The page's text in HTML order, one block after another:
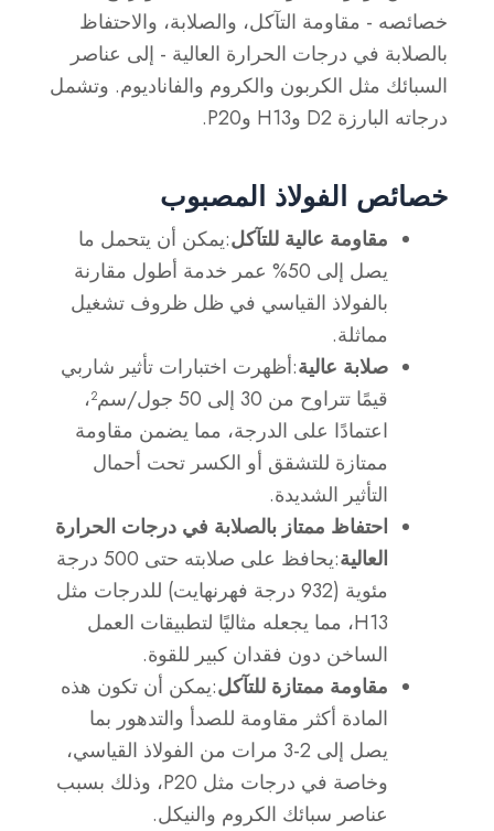
خصائصه - مقاومة التآكل، والصلابة، والاحتفاظ
بالصلابة في درجات الحرارة العالية - إلى عناصر
السبائك مثل الكربون والكروم والفاناديوم. وتشمل
درجاته البارزة D2 وH13 وP20.
خصائص الفولاذ المصبوب
مقاومة عالية للتآكل:يمكن أن يتحمل ما
يصل إلى 50% عمر خدمة أطول مقارنة
بالفولاذ القياسي في ظل ظروف تشغيل
مماثلة.
صلابة عالية:أظهرت اختبارات تأثير شاربي
قيمًا تتراوح من 30 إلى 50 جول/سم²،
اعتمادًا على الدرجة، مما يضمن مقاومة
ممتازة للتشقق أو الكسر تحت أحمال
التأثير الشديدة.
احتفاظ ممتاز بالصلابة في درجات الحرارة
العالية
:يحافظ على صلابته حتى 500 درجة
مئوية (932 درجة فهرنهايت) للدرجات مثل
H13، مما يجعله مثاليًا لتطبيقات العمل
الساخن دون فقدان كبير للقوة.
مقاومة ممتازة للتآكل:يمكن أن تكون هذه
المادة أكثر مقاومة للصدأ والتدهور بما
يصل إلى 2-3 مرات من الفولاذ القياسي،
وخاصة في درجات مثل P20، وذلك بسبب
عناصر سبائك الكروم والنيكل.